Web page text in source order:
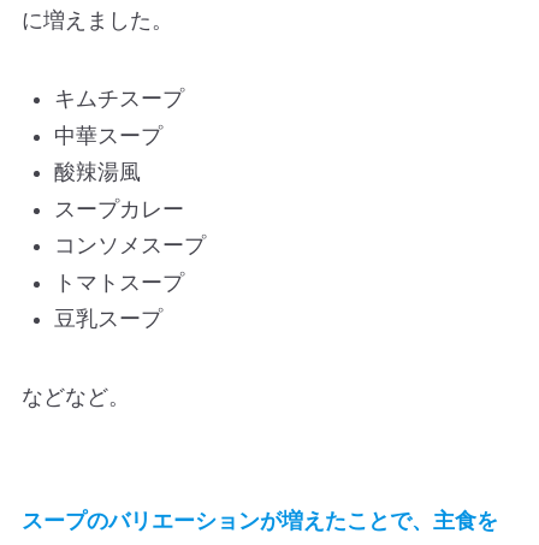
に増えました。
キムチスープ
中華スープ
酸辣湯風
スープカレー
コンソメスープ
トマトスープ
豆乳スープ
などなど。
スープのバリエーションが増えたことで、主食を